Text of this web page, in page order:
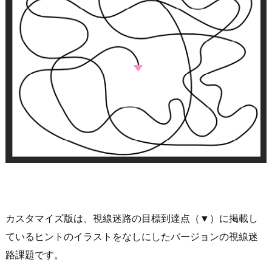
カスタマイズ版は、視線迷路の目標到達点（▼）に掲載し
ているヒントのイラストをなしにしたバージョンの視線迷
路課題です。